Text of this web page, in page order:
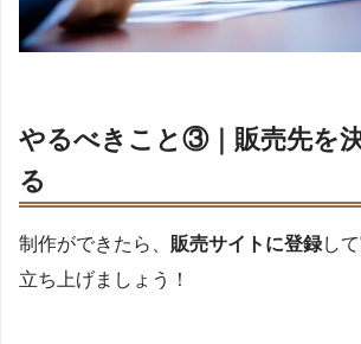
やるべきこと③｜販売先を
る
制作ができたら、 販売サイトに登録し
立ち上げましょう！